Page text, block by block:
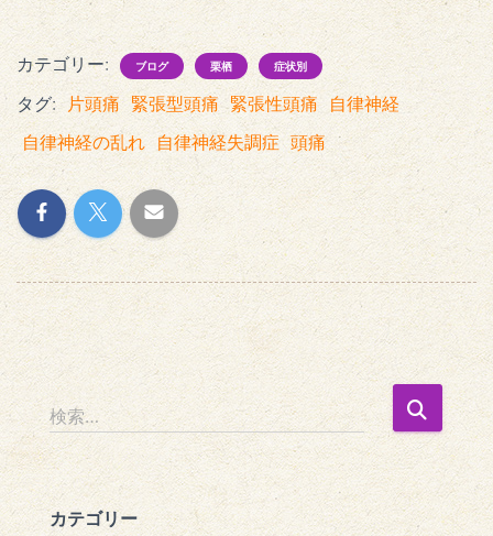
カテゴリー: ブログ 栗栖 症状別
タグ: 片頭痛 緊張型頭痛 緊張性頭痛
自律神経
自律神経の乱れ 自律神経失調症 頭痛
検
索
:
検索…
カテゴリー